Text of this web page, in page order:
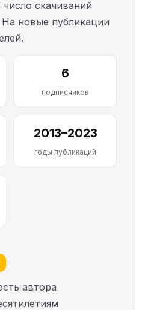
скачиваний
На новые публикации
6
подписчиков
2013–2023
годы публикаций
автора